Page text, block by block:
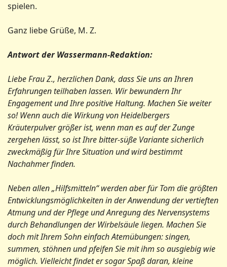
spielen.
Ganz liebe Grüße, M. Z.
Antwort der Wassermann-Redaktion:
Liebe Frau Z., herzlichen Dank, dass Sie uns an Ihren
Erfahrungen teilhaben lassen. Wir bewundern Ihr
Engagement und Ihre positive Haltung. Machen Sie weiter
so! Wenn auch die Wirkung von Heidelbergers
Kräuterpulver größer ist, wenn man es auf der Zunge
zergehen lässt, so ist Ihre bitter-süße Variante sicherlich
zweckmäßig für Ihre Situation und wird bestimmt
Nachahmer finden.
Neben allen „Hilfsmitteln“ werden aber für Tom die größten
Entwicklungsmöglichkeiten in der Anwendung der vertieften
Atmung und der Pflege und Anregung des Nervensystems
durch Behandlungen der Wirbelsäule liegen. Machen Sie
doch mit Ihrem Sohn einfach Atemübungen: singen,
summen, stöhnen und pfeifen Sie mit ihm so ausgiebig wie
möglich. Vielleicht findet er sogar Spaß daran, kleine